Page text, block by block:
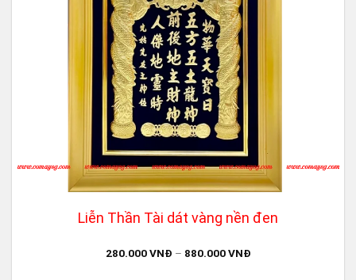
Liễn Thần Tài dát vàng nền đen
280.000VNĐ – 880.000VNĐ